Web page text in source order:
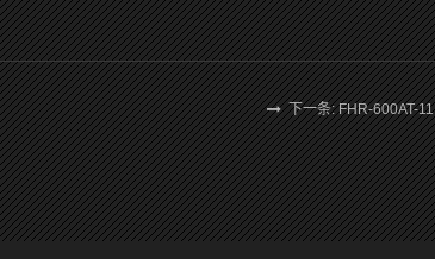
下一条: FHR-600AT-11